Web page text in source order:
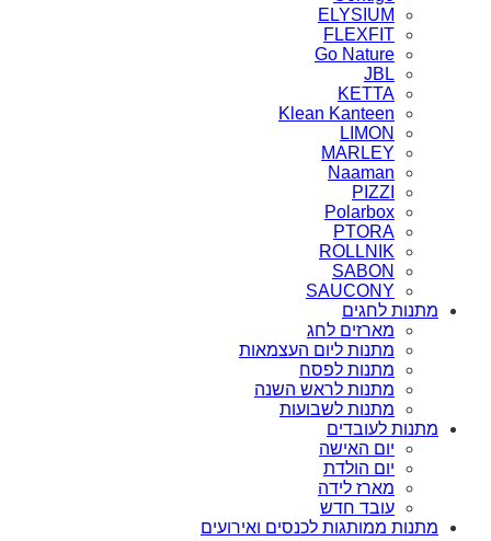
ELYSIUM
FLEXFIT
Go Nature
JBL
KETTA
Klean Kanteen
LIMON
MARLEY
Naaman
PIZZI
Polarbox
PTORA
ROLLNIK
SABON
SAUCONY
מתנות לחגים
מארזים לחג
מתנות ליום העצמאות
מתנות לפסח
מתנות לראש השנה
מתנות לשבועות
מתנות לעובדים
יום האישה
יום הולדת
מארז לידה
עובד חדש
מתנות ממותגות לכנסים ואירועים